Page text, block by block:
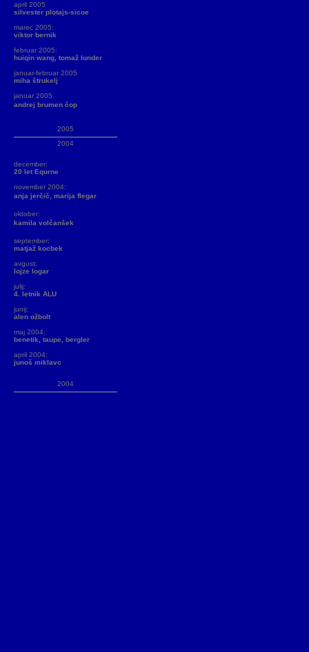
april 2005
silvester plotajs-sicoe
marec 2005:
viktor bernik
februar 2005:
huiqin wang, tomaž lunder
januar-februar 2005
miha štrukelj
januar 2005
andrej brumen čop
2005
2004
december:
20 let Equrne
november 2004:
anja jerčič, marija flegar
oktober:
kamila volčanšek
september:
matjaž kocbek
avgust:
lojze logar
julij:
4. letnik ALU
junij:
alen ožbolt
maj 2004:
benetik, taupe, bergler
april 2004:
junoš miklavc
2004